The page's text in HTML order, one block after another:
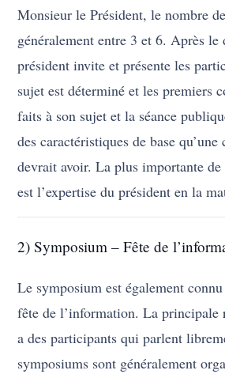
Monsieur le Président, le nombre
généralement entre 3 et 6. Après
président invite et présente les
sujet est déterminé et les premiers
faits à son sujet et la séance
des caractéristiques de base qu’une
devrait avoir. La plus importante de
est l’expertise du président en la
2) Symposium – Fête de
Le symposium est également
fête de l’information. La principale
a des participants qui parlent
symposiums sont généralement